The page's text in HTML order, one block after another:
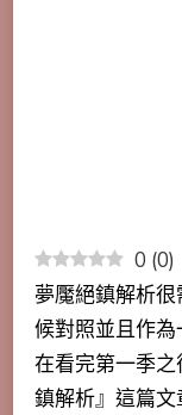
0 (0)
夢魘絕鎮解析
候對照並且作
在看完第一季
鎮解析』這篇